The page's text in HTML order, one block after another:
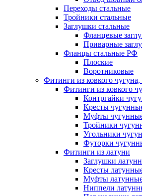
Переходы стальные
Тройники стальные
Заглушки стальные
Фланцевые
Приварные
Фланцы стальные РФ
Плоские
Воротниковые
Фитинги из ковкого чугуна,
Фитинги из ковкого
Контргайки
Кресты
Муфты
Тройники
Угольники
Футорки
Фитинги из латуни
Заглушки
Кресты
Муфты
Ниппели